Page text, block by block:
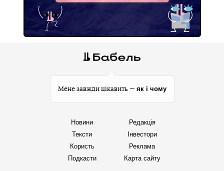
Мене завжди цікавить — як і чому
Новини
Тексти
Користь
Подкасти
Редакція
Інвестори
Реклама
Карта сайту